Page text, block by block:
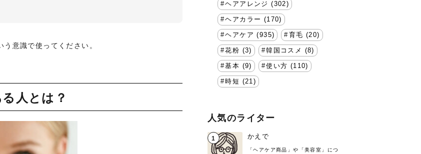
意識で使ってください。
人とは？
ヘアアレンジ (302)
ヘアカラー (170)
ヘアケア (935) 育毛 (20)
花粉 (3) 韓国コスメ (8)
基本 (9) 使い方 (110)
時短 (21)
人気のライター
1 かえで
「ヘアケア商品」や「美容室」につ